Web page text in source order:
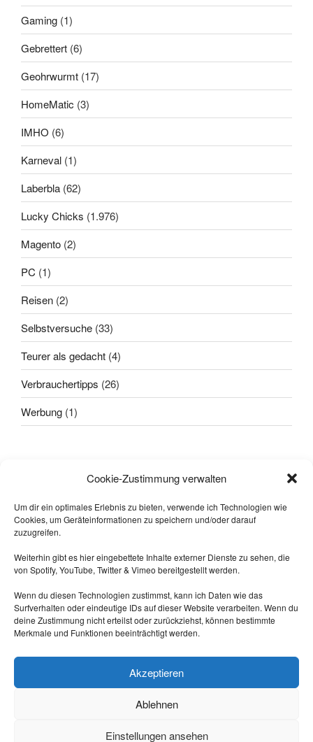
Cookie-Zustimmung verwalten
Um dir ein optimales Erlebnis zu bieten, verwende ich Technologien wie
Cookies, um Geräteinformationen zu speichern und/oder darauf
zuzugreifen.
Weiterhin gibt es hier eingebettete Inhalte externer Dienste zu sehen, die
von Spotify, YouTube, Twitter & Vimeo bereitgestellt werden.
Wenn du diesen Technologien zustimmst, kann ich Daten wie das
Surfverhalten oder eindeutige IDs auf dieser Website verarbeiten. Wenn du
deine Zustimmung nicht erteilst oder zurückziehst, können bestimmte
Merkmale und Funktionen beeinträchtigt werden.
Akzeptieren
Ablehnen
Einstellungen ansehen
Gaming (1)
Gebrettert (6)
Geohrwurmt (17)
HomeMatic (3)
IMHO (6)
Karneval (1)
Laberbla (62)
Lucky Chicks (1.976)
Magento (2)
PC (1)
Reisen (2)
Selbstversuche (33)
Teurer als gedacht (4)
Verbrauchertipps (26)
Werbung (1)
Dann kam einer, der wusste das
https://nrw.social/@laberbla